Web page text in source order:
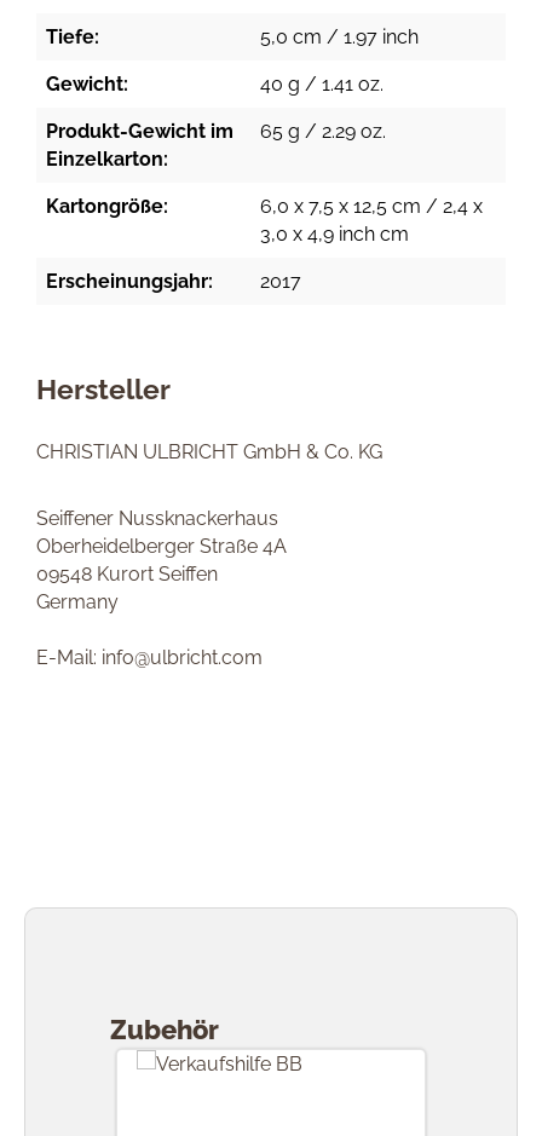
Tiefe: 5,0 cm / 1.97 inch
Gewicht: 40 g / 1.41 oz.
Produkt-Gewicht im
Einzelkarton:
65 g / 2.29 oz.
Kartongröße:
6,0 x 7,5 x 12,5 cm / 2,4 x
3,0 x 4,9 inch cm
Erscheinungsjahr: 2017
Hersteller
CHRISTIAN ULBRICHT GmbH & Co. KG
Seiffener Nussknackerhaus
Oberheidelberger Straße 4A
09548 Kurort Seiffen
Germany
E-Mail: info@ulbricht.com
Zubehör